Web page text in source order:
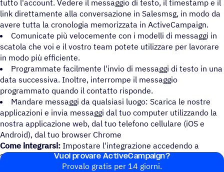
tutto l'account. Vedere il messaggio di testo, il timestamp e il
link direttamente alla conversazione in Salesmsg, in modo da
avere tutta la cronologia memorizzata in ActiveCampaign.
Comunicate più velocemente con i modelli di messaggi in
scatola che voi e il vostro team potete utilizzare per lavorare
in modo più efficiente.
Programmate facilmente l'invio di messaggi di testo in una
data successiva. Inoltre, interrompe il messaggio
programmato quando il contatto risponde.
Mandare messaggi da qualsiasi luogo: Scarica le nostre
applicazioni e invia messaggi dal tuo computer utilizzando la
nostra applicazione web, dal tuo telefono cellulare (iOS e
Android), dal tuo browser Chrome
Come integrarsi: Impostare l'integrazione accedendo a
Salesmsg.
Vuoi provare ActiveCampaign?
Provalo gratis per 14 giorni.